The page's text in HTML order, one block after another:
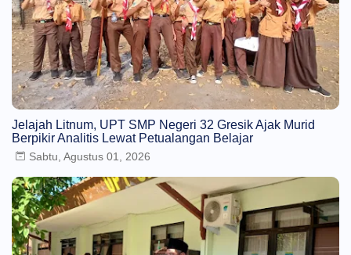
Jelajah Litnum, UPT SMP Negeri 32 Gresik Ajak Murid
Berpikir Analitis Lewat Petualangan Belajar
Sabtu, Agustus 01, 2026